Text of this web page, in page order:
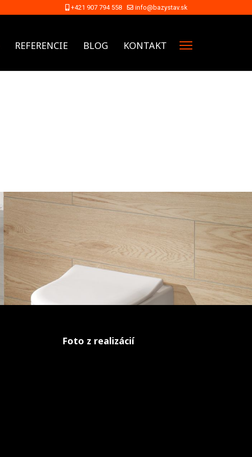
+421 907 794 558 info@bazystav.sk
REFERENCIE BLOG KONTAKT
Foto z realizácií